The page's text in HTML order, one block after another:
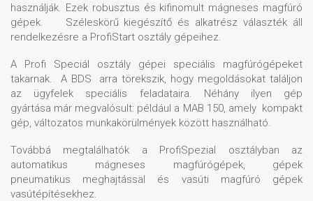
használják. Ezek robusztus és kifinomult mágneses magfúró
gépek. Széleskörű kiegészítő és alkatrész választék áll
rendelkezésre a ProfiStart osztály gépeihez.
A Profi Speciál osztály gépei speciális magfúrógépeket
takarnak. A BDS arra törekszik, hogy megoldásokat találjon
az ügyfelek speciális feladataira. Néhány ilyen gép
gyártása már megvalósult: például a MAB 150, amely kompakt
gép, változatos munkakörülmények között használható.
Továbbá megtalálhatók a ProfiSpezial osztályban az
automatikus mágneses magfúrógépek, gépek
pneumatikus meghajtással és vasúti magfúró gépek
vasútépítésekhez.